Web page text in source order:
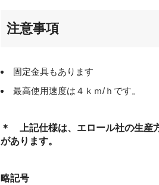
注意事項
固定金具もあります
最高使用速度は４ｋｍ/ｈです。
＊ 上記仕様は、エロール社の生産
があります。
略記号